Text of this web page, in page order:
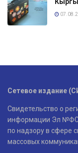
Сетевое издание
Свидетельство о
информации Эл
по надзору в сфере
массовых